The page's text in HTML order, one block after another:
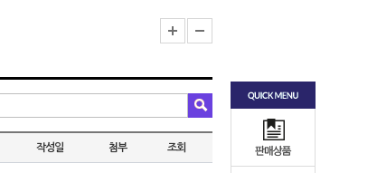
작성일 첨부 조회